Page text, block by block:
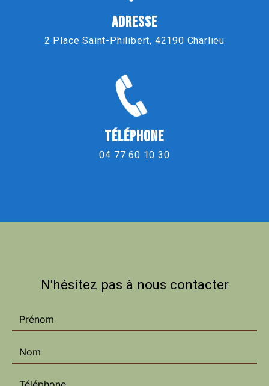
ADRESSE
2 Place Saint-Philibert, 42190 Charlieu
TÉLÉPHONE
04 77 60 10 30
N'hésitez pas à nous contacter